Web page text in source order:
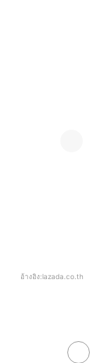
อ้างอิง:lazada.co.th